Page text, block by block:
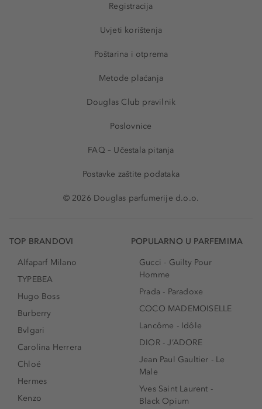
Registracija
Uvjeti korištenja
Poštarina i otprema
Metode plaćanja
Douglas Club pravilnik
Poslovnice
FAQ – Učestala pitanja
Postavke zaštite podataka
© 2026 Douglas parfumerije d.o.o.
TOP BRANDOVI
Alfaparf Milano
TYPEBEA
Hugo Boss
Burberry
Bvlgari
Carolina Herrera
Chloé
Hermes
Kenzo
POPULARNO U PARFEMIMA
Gucci - Guilty Pour
Homme
Prada - Paradoxe
COCO MADEMOISELLE
Lancôme - Idôle
DIOR - J’ADORE
Jean Paul Gaultier - Le
Male
Yves Saint Laurent -
Black Opium